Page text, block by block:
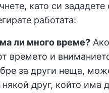
като си
работата:
ли много време?
времето и
за други неща,
някой друг, който има